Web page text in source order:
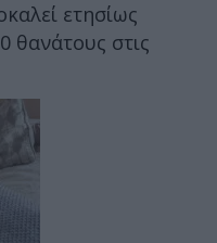
ετησίως
θανάτους στις